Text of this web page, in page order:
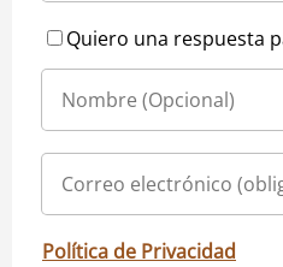
Quiero una respuesta
Política de Privacidad